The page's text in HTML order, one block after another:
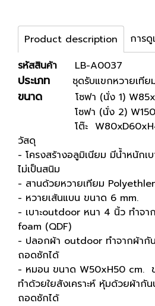
Product description
การ
รหัสสินค้า LB-A0037
ประเภท ชุดรับแขกหวายเทีย
ขนาด
โซฟา (นั่ง 1)
โซฟา (นั่ง 2)
โต๊ะ
วัสดุ
- โครงสร้างอลูมิเนียม มีน้ำหนักเ
ไม่เป็นสนิม
- สานด้วยหวายเทียม
- หวายเส้นแบน ขนาด 6 mm.
- เบาะoutdoor หนา 4 นิ้ว ทำจ
foam (QDF)
- ปลอกผ้า outdoor ทำจากผ้ากั
ถอดซักได้
- หมอน ขนาด W50xH50 cm.
ทำด้วยใยสังเคราะห์ หุ้มด้วยผ้ากั
ถอดซักได้